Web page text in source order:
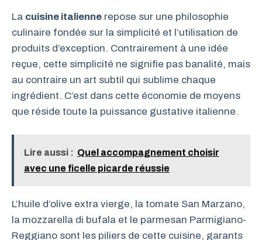
La cuisine italienne repose sur une philosophie
culinaire fondée sur la simplicité et l’utilisation de
produits d’exception. Contrairement à une idée
reçue, cette simplicité ne signifie pas banalité, mais
au contraire un art subtil qui sublime chaque
ingrédient. C’est dans cette économie de moyens
que réside toute la puissance gustative italienne.
Lire aussi : Quel accompagnement choisir
avec une ficelle picarde réussie
L’huile d’olive extra vierge, la tomate San Marzano,
la mozzarella di bufala et le parmesan Parmigiano-
Reggiano sont les piliers de cette cuisine, garants